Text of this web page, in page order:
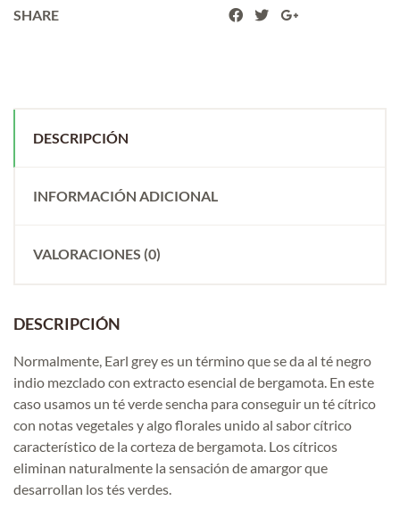
SHARE
DESCRIPCIÓN
INFORMACIÓN ADICIONAL
VALORACIONES (0)
DESCRIPCIÓN
Normalmente, Earl grey es un término que se da al té negro
indio mezclado con extracto esencial de bergamota. En este
caso usamos un té verde sencha para conseguir un té cítrico
con notas vegetales y algo florales unido al sabor cítrico
característico de la corteza de bergamota. Los cítricos
eliminan naturalmente la sensación de amargor que
desarrollan los tés verdes.